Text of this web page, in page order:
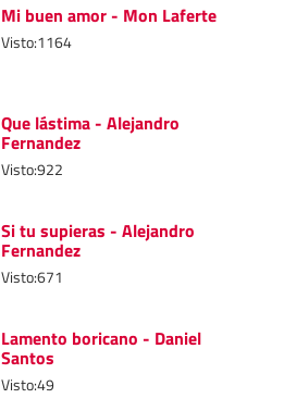
Mi buen amor - Mon Laferte
Visto:1164
Que lástima - Alejandro
Fernandez
Visto:922
Si tu supieras - Alejandro
Fernandez
Visto:671
Lamento boricano - Daniel
Santos
Visto:49